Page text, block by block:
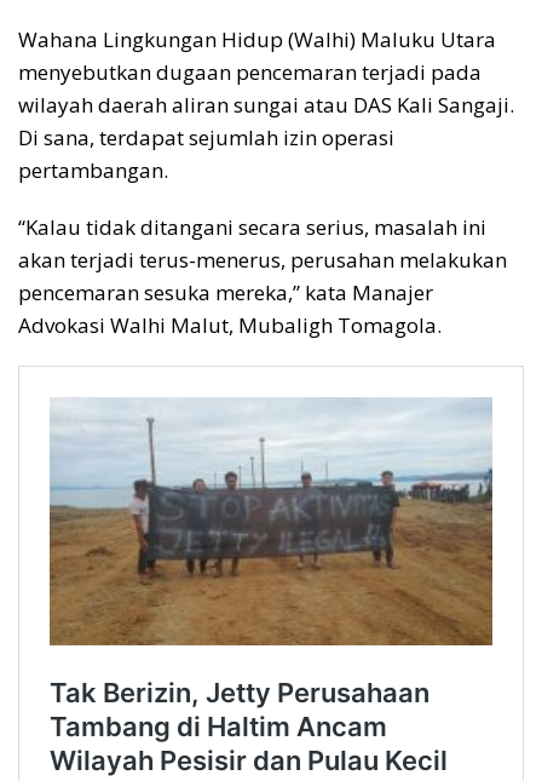
Wahana Lingkungan Hidup (Walhi) Maluku Utara
menyebutkan dugaan pencemaran terjadi pada
wilayah daerah aliran sungai atau DAS Kali Sangaji.
Di sana, terdapat sejumlah izin operasi
pertambangan.
“Kalau tidak ditangani secara serius, masalah ini
akan terjadi terus-menerus, perusahan melakukan
pencemaran sesuka mereka,” kata Manajer
Advokasi Walhi Malut, Mubaligh Tomagola.